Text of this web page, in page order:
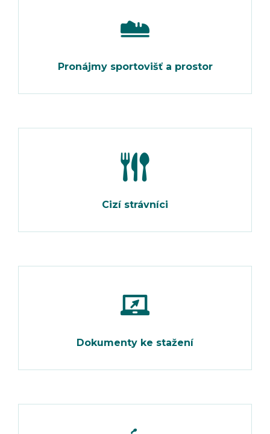
Pronájmy sportovišť a prostor
Cizí strávníci
Dokumenty ke stažení